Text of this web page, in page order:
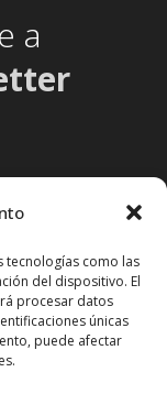
tecnologías como las
del dispositivo. El
procesar datos
únicas
puede afectar
a